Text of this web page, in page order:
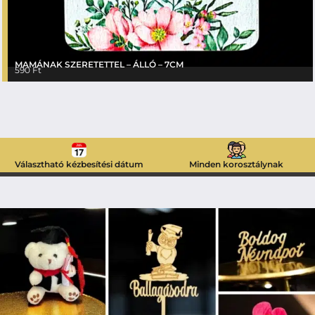
MAMÁNAK SZERETETTEL – ÁLLÓ – 7CM
590Ft
Választható kézbesítési dátum Minden korosztálynak